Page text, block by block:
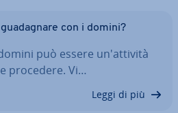
con i domini?
può essere un'at­ti­vi­tà
procedere. Vi…
Leggi di più